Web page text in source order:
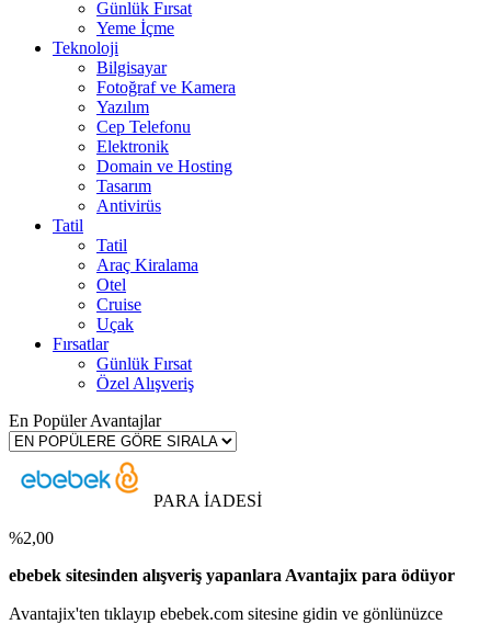
Günlük Fırsat
Yeme İçme
Teknoloji
Bilgisayar
Fotoğraf ve Kamera
Yazılım
Cep Telefonu
Elektronik
Domain ve Hosting
Tasarım
Antivirüs
Tatil
Tatil
Araç Kiralama
Otel
Cruise
Uçak
Fırsatlar
Günlük Fırsat
Özel Alışveriş
En Popüler Avantajlar
PARA İADESİ
%2,00
ebebek sitesinden alışveriş yapanlara Avantajix para ödüyor
Avantajix'ten tıklayıp ebebek.com sitesine gidin ve gönlünüzce